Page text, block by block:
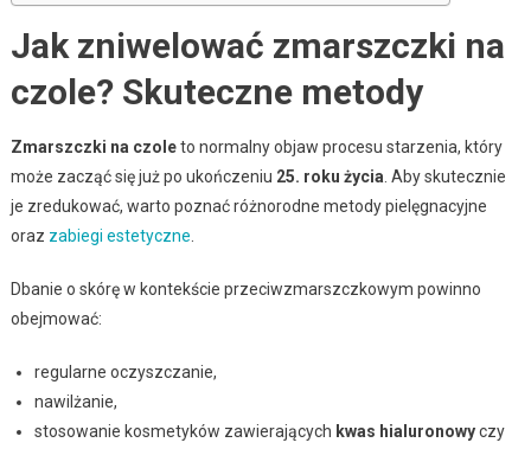
Jak zniwelować zmarszczki na
czole? Skuteczne metody
Zmarszczki na czoleto normalny objaw procesu starzenia, który
może zacząć się już po ukończeniu 25. roku życia . Aby skutecznie
je zredukować, warto poznać różnorodne metody pielęgnacyjne
oraz zabiegi estetyczne
Dbanie o skórę w kontekście przeciwzmarszczkowym powinno
obejmować:
regularne oczyszczanie,
nawilżanie,
stosowanie kosmetyków zawierających kwas hialuronowyczy